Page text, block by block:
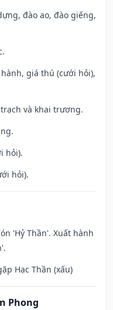
đào ao, đào giếng,
hành, giá thú (cưới hỏi),
và khai trương.
hỏi).
hỏi).
'Hỷ Thần'. Xuất hành
Hạc Thần (xấu)
Phong